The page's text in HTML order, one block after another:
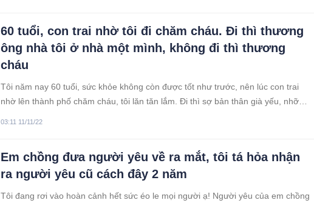
60 tuổi, con trai nhờ tôi đi chăm cháu. Đi thì thương
ông nhà tôi ở nhà một mình, không đi thì thương
cháu
Tôi năm nay 60 tuổi, sức khỏe không còn được tốt như trước, nên lúc con trai
nhờ lên thành phố chăm cháu, tôi lăn tăn lắm. Đi thì sợ bản thân già yếu, nhỡ
03:11 11/11/22
Em chồng đưa người yêu về ra mắt, tôi tá hỏa nhận
ra người yêu cũ cách đây 2 năm
Tôi đang rơi vào hoàn cảnh hết sức éo le mọi người ạ! Người yêu của em chồng